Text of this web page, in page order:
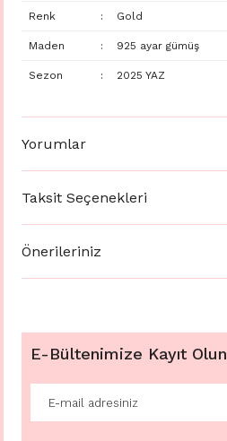
Renk : Gold
Maden : 925 ayar gümüş
Sezon : 2025 YAZ
Yorumlar
Taksit Seçenekleri
Önerileriniz
E-Bültenimize Kayıt Olun